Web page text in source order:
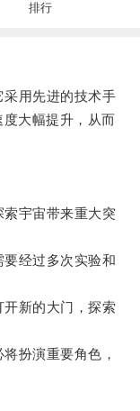
排行
用先进的技术手
大幅提升，从而
宇宙带来重大突
经过多次实验和
新的大门，探索
扮演重要角色，